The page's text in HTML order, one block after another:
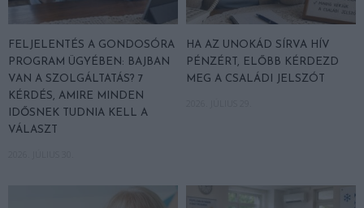
FELJELENTÉS A GONDOSÓRA
PROGRAM ÜGYÉBEN: BAJBAN
VAN A SZOLGÁLTATÁS? 7
KÉRDÉS, AMIRE MINDEN
IDŐSNEK TUDNIA KELL A
VÁLASZT
HA AZ UNOKÁD SÍRVA HÍV
PÉNZÉRT, ELŐBB KÉRDEZD
MEG A CSALÁDI JELSZÓT